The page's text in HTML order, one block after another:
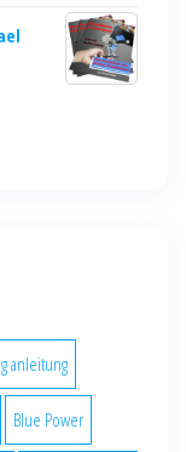
anleitung
Blue Power